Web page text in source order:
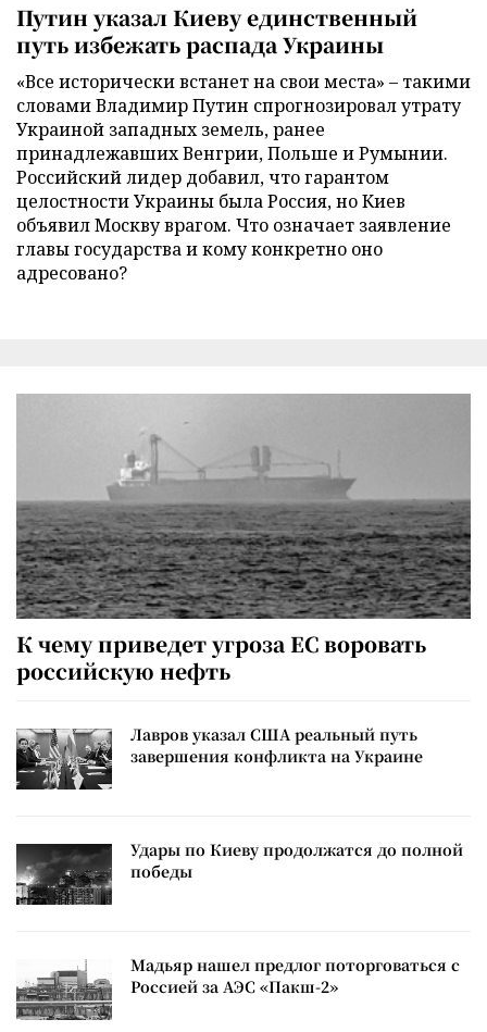
Путин указал Киеву единственный
путь избежать распада Украины
«Все исторически встанет на свои места» – такими
словами Владимир Путин спрогнозировал утрату
Украиной западных земель, ранее
принадлежавших Венгрии, Польше и Румынии.
Российский лидер добавил, что гарантом
целостности Украины была Россия, но Киев
объявил Москву врагом. Что означает заявление
главы государства и кому конкретно оно
адресовано?
К чему приведет угроза ЕС воровать
российскую нефть
Лавров указал США реальный путь
завершения конфликта на Украине
Удары по Киеву продолжатся до полной
победы
Мадьяр нашел предлог поторговаться с
Россией за АЭС «Пакш-2»